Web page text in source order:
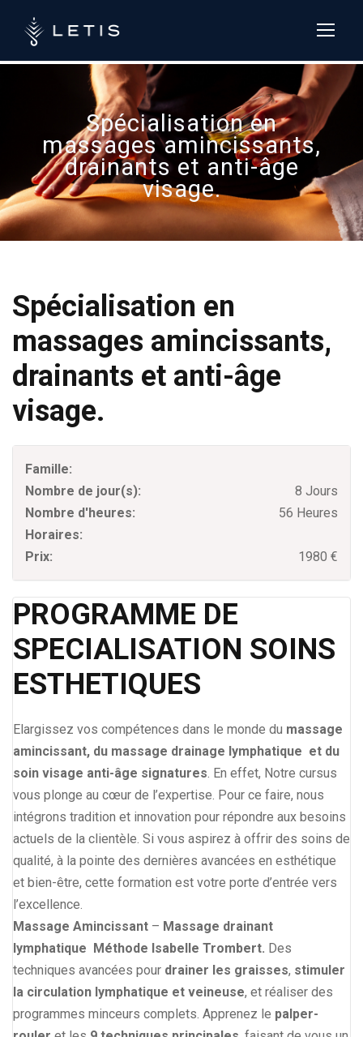
+33 (0)4 84 13
Spécialisation en
massages amincissants,
drainants et anti-âge
visage.
Spécialisation en
massages amincissants,
drainants et anti-âge
visage.
Famille:
Nombre de jour(s):
8 Jours
Nombre d'heures:
56 Heures
Horaires:
Prix:
1980 €
PROGRAMME DE
SPECIALISATION SOINS
ESTHETIQUES​
Elargissez vos compétences dans le monde du massage
amincissant, du massage drainage lymphatique et du
soin visage anti-âge signatures. En effet, Notre cursus
vous plonge au cœur de l’expertise. Pour ce faire, nous
intégrons tradition et innovation pour répondre aux besoins
actuels de la clientèle. Si vous aspirez à offrir des soins de
qualité, à la pointe des dernières avancées en esthétique
et bien-être, cette formation est votre porte d’entrée vers
l’excellence.
Massage Amincissant – Massage drainant
lymphatique Méthode Isabelle Trombert. Des
techniques avancées pour drainer les graisses, stimuler
la circulation lymphatique et veineuse, et réaliser des
programmes minceurs complets. Apprenez le palper-